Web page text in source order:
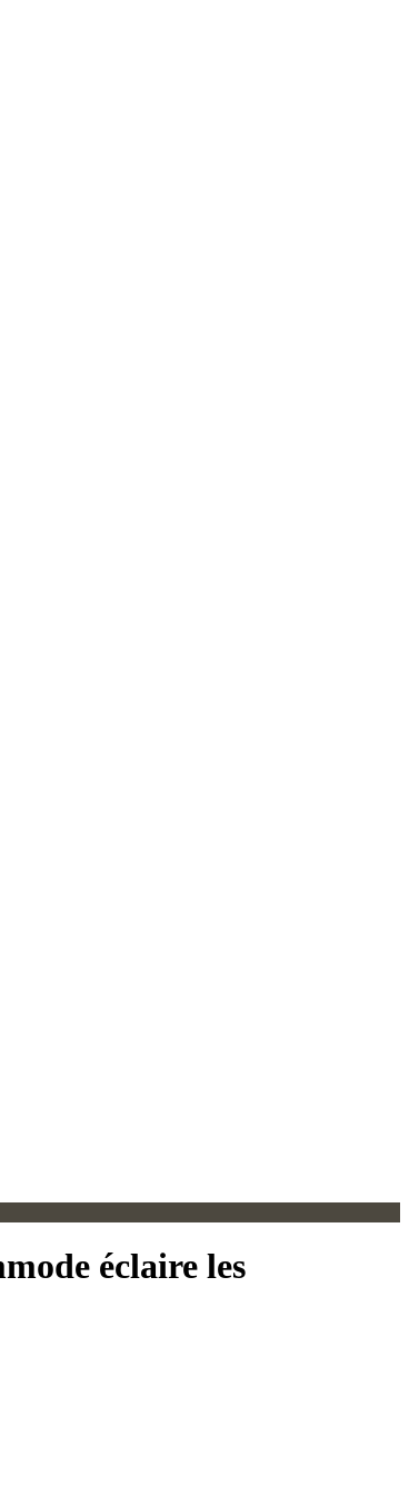
éclaire les